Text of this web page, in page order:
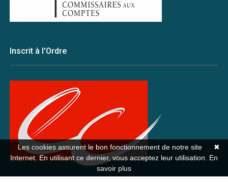
Inscrit à l'Ordre
✖
Les cookies assurent le bon fonctionnement de notre site
Internet. En utilisant ce dernier, vous acceptez leur utilisation. En
savoir plus